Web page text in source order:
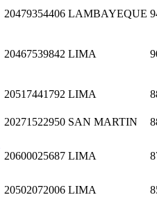
20479354406 LAMBAYEQUE
20467539842 LIMA
20517441792 LIMA
20271522950 SAN MARTIN
20600025687 LIMA
20502072006 LIMA